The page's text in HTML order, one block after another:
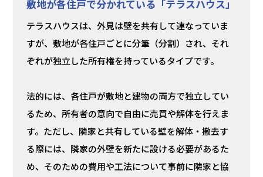
敷地が各住戸で分かれている「テラスハウス」
テラスハウスは、外見は壁を共有して連なっていま
すが、敷地が各住戸ごとに分筆（分割）され、それ
ぞれが独立した所有権を持っているタイプです。
法的には、各住戸が敷地と建物の両方で独立してい
るため、所有者の意向で自由に売買や解体を行えま
す。ただし、隣家と共有している壁を解体・撤去す
る際には、隣家の外壁を新たに設ける必要があるた
め、そのための費用や工法について事前に隣家と協